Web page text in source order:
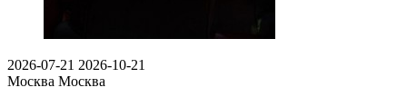
2026-07-21 2026-10-21
Москва Москва